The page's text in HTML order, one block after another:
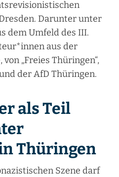
Darunter unter
dem Umfeld des III.
aus der
von „Freies Thüringen“,
der AfD Thüringen.
als Teil
Thüringen
Szene darf